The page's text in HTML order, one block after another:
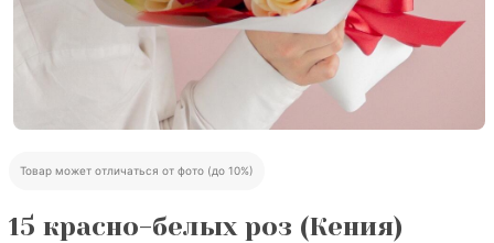
Товар может отличаться от фото (до 10%)
15 красно-белых роз (Кения)